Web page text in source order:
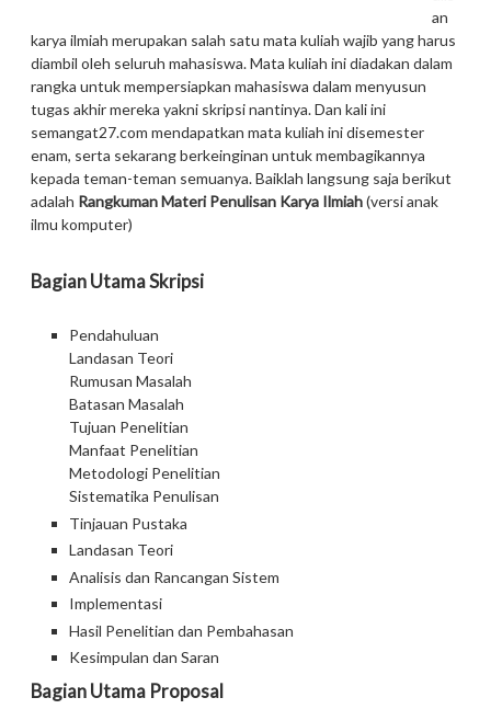
an
karya ilmiah merupakan salah satu mata kuliah wajib yang harus
diambil oleh seluruh mahasiswa. Mata kuliah ini diadakan dalam
rangka untuk mempersiapkan mahasiswa dalam menyusun
tugas akhir mereka yakni skripsi nantinya. Dan kali ini
semangat27.com mendapatkan mata kuliah ini disemester
enam, serta sekarang berkeinginan untuk membagikannya
kepada teman-teman semuanya. Baiklah langsung saja berikut
adalah Rangkuman Materi Penulisan Karya Ilmiah(versi anak
ilmu komputer)
Bagian Utama Skripsi
Pendahuluan
Landasan Teori
Rumusan Masalah
Batasan Masalah
Tujuan Penelitian
Manfaat Penelitian
Metodologi Penelitian
Sistematika Penulisan
Tinjauan Pustaka
Landasan Teori
Analisis dan Rancangan Sistem
Implementasi
Hasil Penelitian dan Pembahasan
Kesimpulan dan Saran
Bagian Utama Proposal